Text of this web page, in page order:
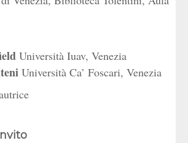
Università Iuav, Venezia
Università Ca’ Foscari, Venezia